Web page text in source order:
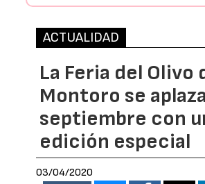
ACTUALIDAD
La Feria del Olivo
Montoro se
septiembre con
edición especial
03/04/2020